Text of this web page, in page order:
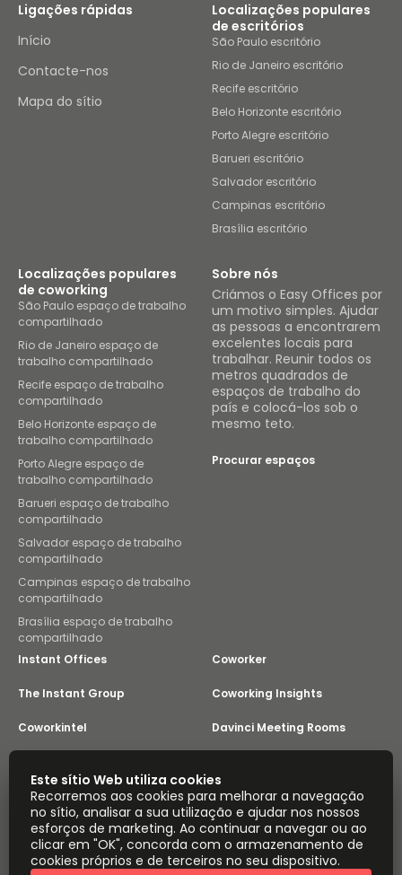
Ligações rápidas
Início
Contacte-nos
Mapa do sítio
Localizações populares
de escritórios
São Paulo escritório
Rio de Janeiro escritório
Recife escritório
Belo Horizonte escritório
Porto Alegre escritório
Barueri escritório
Salvador escritório
Campinas escritório
Brasília escritório
Localizações populares
de coworking
São Paulo espaço de trabalho
compartilhado
Rio de Janeiro espaço de
trabalho compartilhado
Recife espaço de trabalho
compartilhado
Belo Horizonte espaço de
trabalho compartilhado
Porto Alegre espaço de
trabalho compartilhado
Barueri espaço de trabalho
compartilhado
Salvador espaço de trabalho
compartilhado
Campinas espaço de trabalho
compartilhado
Brasília espaço de trabalho
compartilhado
Sobre nós
Criámos o Easy Offices por
um motivo simples. Ajudar
as pessoas a encontrarem
excelentes locais para
trabalhar. Reunir todos os
metros quadrados de
espaços de trabalho do
país e colocá-los sob o
mesmo teto.
Procurar espaços
Instant Offices Coworker
The Instant Group Coworking Insights
Coworkintel Davinci Meeting Rooms
Yta
Parte do
Instant Group
Mapa do sítio Termos
Privacidade
Este sítio Web utiliza cookies
Recorremos aos cookies para melhorar a navegação
no sítio, analisar a sua utilização e ajudar nos nossos
esforços de marketing. Ao continuar a navegar ou ao
clicar em "OK", concorda com o armazenamento de
cookies próprios e de terceiros no seu dispositivo.